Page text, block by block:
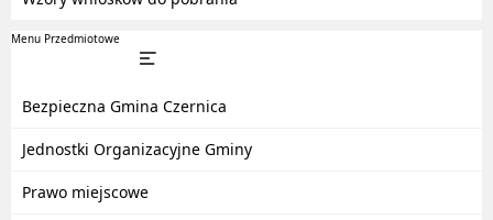
Menu Przedmiotowe
Bezpieczna Gmina Czernica
Jednostki Organizacyjne Gminy
Prawo miejscowe